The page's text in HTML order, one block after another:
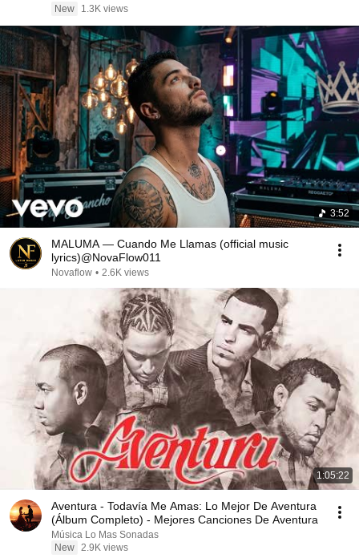
New
1.3K views
3:52
MALUMA — Cuando Me Llamas (official music
lyrics)@NovaFlow011
Novaflow • 2.6K views
1:05:22
Aventura - Todavía Me Amas: Lo Mejor De Aventura
(Álbum Completo) - Mejores Canciones De Aventura
Música Lo Mas Sonadas
New
2.9K views